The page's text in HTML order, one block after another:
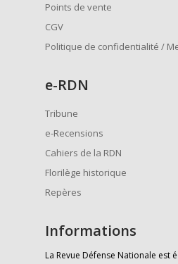
Points de vente
CGV
Politique de confidentialité /
e-RDN
Tribune
e-Recensions
Cahiers de la RDN
Florilège historique
Repères
Informations
La Revue Défense Nationale est